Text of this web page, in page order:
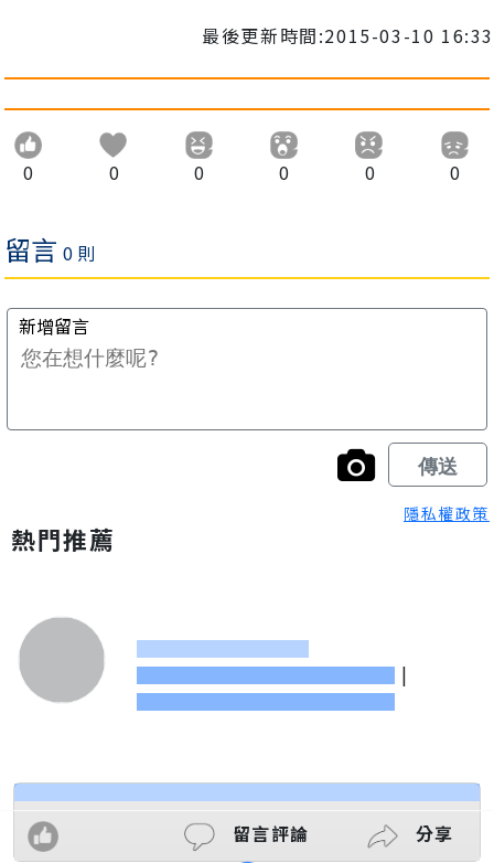
最後更新時間:2015-03-10 16:33
0 0 0 0 0 0
隱私權政策
熱門推薦
|
留言評論 分享